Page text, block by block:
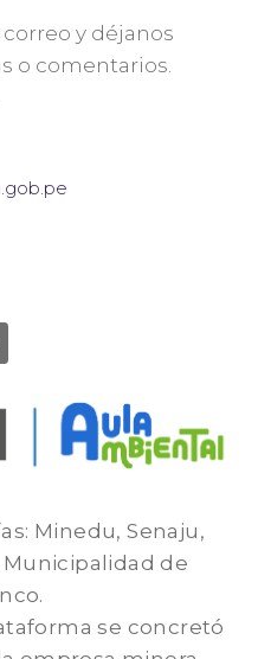
y déjanos
o comentarios.
Minedu, Senaju,
de
se concretó